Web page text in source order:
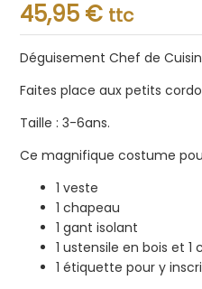
Note
0.001
45,95 € ttc
Déguisement Chef de
Faites place aux petits
Taille : 3-6ans.
Ce magnifique costume
1 veste
1 chapeau
1 gant isolant
1 ustensile en bois et 1
1 étiquette pour y